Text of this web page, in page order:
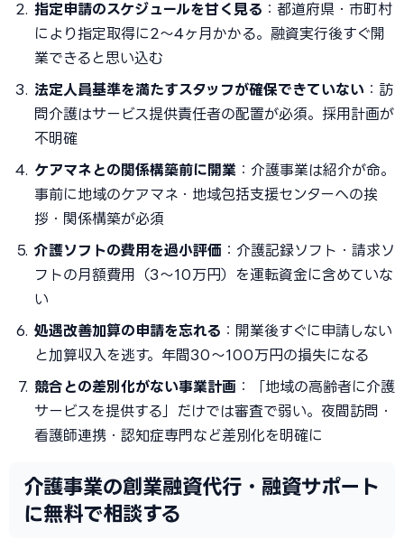
指定申請のスケジュールを甘く見る ：都道府県・市町村
により指定取得に2〜4ヶ月かかる。融資実行後すぐ開
業できると思い込む
法定人員基準を満たすスタッフが確保できていない ：訪
問介護はサービス提供責任者の配置が必須。採用計画が
不明確
ケアマネとの関係構築前に開業 ：介護事業は紹介が命。
事前に地域のケアマネ・地域包括支援センターへの挨
拶・関係構築が必須
介護ソフトの費用を過小評価 ：介護記録ソフト・請求ソ
フトの月額費用（3〜10万円）を運転資金に含めていな
い
処遇改善加算の申請を忘れる ：開業後すぐに申請しない
と加算収入を逃す。年間30〜100万円の損失になる
競合との差別化がない事業計画 ：「地域の高齢者に介護
サービスを提供する」だけでは審査で弱い。夜間訪問・
看護師連携・認知症専門など差別化を明確に
介護事業の創業融資代行・融資サポート
に無料で相談する